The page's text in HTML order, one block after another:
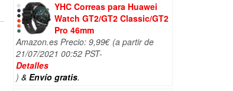
YHC Correas para Huawei
Watch GT2/GT2 Classic/GT2
Pro 46mm
Amazon.es Precio: 9,99€ (a partir de
21/07/2021 00:52 PST-
Detalles
) & Envío gratis.